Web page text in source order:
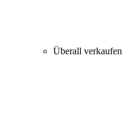
Überall verkaufen